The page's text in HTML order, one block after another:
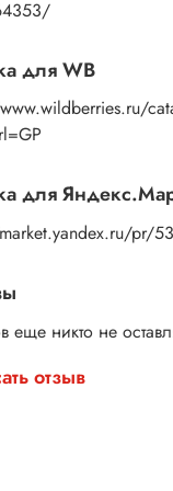
для WB
для
pr/
еще никто не
отзыв